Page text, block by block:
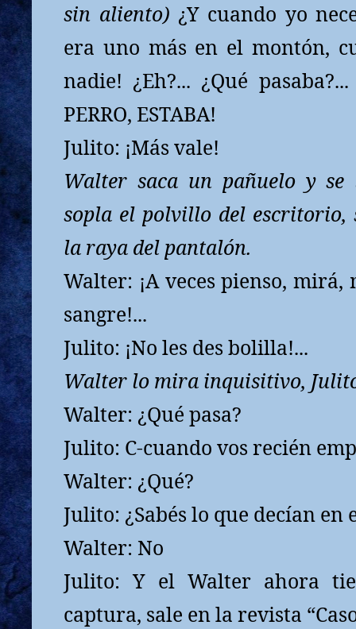
sin aliento) ¿Y cuando yo
era uno más en el montón,
nadie! ¿Eh?... ¿Qué pasaba?...
PERRO, ESTABA!
Julito: ¡Más vale!
Walter saca un pañuelo y se
sopla el polvillo del escritorio,
la raya del pantalón.
Walter: ¡A veces pienso,
sangre!...
Julito: ¡No les des bolilla!...
Walter lo mira inquisitivo,
Walter: ¿Qué pasa?
Julito: C-cuando vos recién
Walter: ¿Qué?
Julito: ¿Sabés lo que decían en
Walter: No
Julito: Y el Walter ahora
captura, sale en la revista